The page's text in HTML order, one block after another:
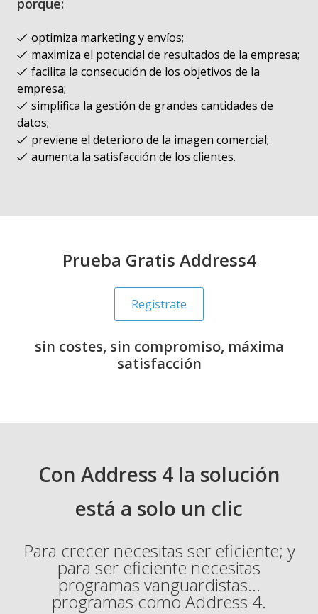
porque:
optimiza marketing y envíos;
maximiza el potencial de resultados de la empresa;
facilita la consecución de los objetivos de la
empresa;
simplifica la gestión de grandes cantidades de
datos;
previene el deterioro de la imagen comercial;
aumenta la satisfacción de los clientes.
Prueba Gratis Address4
Registrate
sin costes, sin compromiso, máxima
satisfacción
Con Address 4 la solución
está a solo un clic
Para crecer necesitas ser eficiente; y
para ser eficiente necesitas
programas vanguardistas...
programas como Address 4.